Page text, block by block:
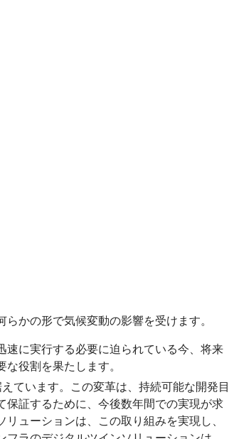
かの形で気候変動の影響を受けます。
に実行する必要に迫られている今、将来
役割を果たします。
ています。この変革は、持続可能な開発目
証するために、今後数年間での実現が求
ューションは、この取り組みを実現し、